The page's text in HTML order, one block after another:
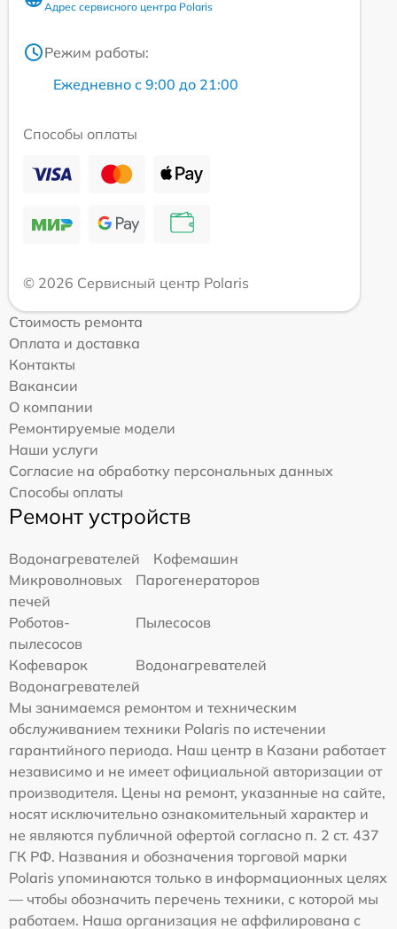
Адрес сервисного центра Polaris
Режим работы:
Ежедневно с 9:00 до 21:00
Способы оплаты
© 2026 Сервисный центр Polaris
Стоимость ремонта
Оплата и доставка
Контакты
Вакансии
О компании
Ремонтируемые модели
Наши услуги
Согласие на обработку персональных данных
Способы оплаты
Ремонт устройств
Водонагревателей
Кофемашин
Микроволновых
печей
Парогенераторов
Роботов-
пылесосов
Пылесосов
Кофеварок
Водонагревателей
Водонагревателей
Мы занимаемся ремонтом и техническим
обслуживанием техники Polaris по истечении
гарантийного периода. Наш центр в Казани работает
независимо и не имеет официальной авторизации от
производителя. Цены на ремонт, указанные на сайте,
носят исключительно ознакомительный характер и
не являются публичной офертой согласно п. 2 ст. 437
ГК РФ. Названия и обозначения торговой марки
Polaris упоминаются только в информационных целях
— чтобы обозначить перечень техники, с которой мы
работаем. Наша организация не аффилирована с